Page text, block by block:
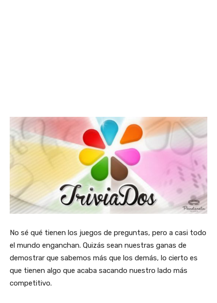
No sé qué tienen los juegos de preguntas, pero a casi todo
el mundo enganchan. Quizás sean nuestras ganas de
demostrar que sabemos más que los demás, lo cierto es
que tienen algo que acaba sacando nuestro lado más
competitivo.